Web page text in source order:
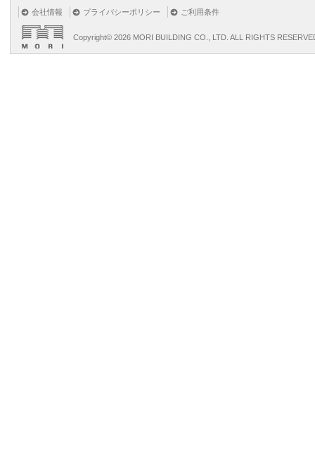
会社情報 プライバシーポリシー ご利用条件
Copyright© 2026 MORI BUILDING CO., LTD. ALL RIGHTS